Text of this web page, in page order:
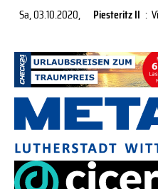
Sa, 03.10.2020, Piesteritz II :